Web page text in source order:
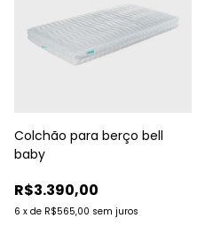
Colchão para berço bell
baby
R$3.390,00
6 x de R$565,00 sem juros